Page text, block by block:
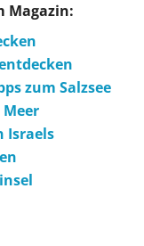
Magazin:
zum Salzsee
Israels